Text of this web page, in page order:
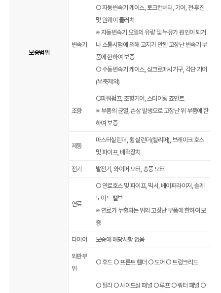
보증범위
변속기
○ 자동변속기 케이스, 토크컨버터, 기어, 전·후진
및 원웨이 클러치
※ 자동변속기 오일의 유량 및 누유가 원인이 되거
나 스톨시험에 의해 고지가 안된 고장난 변속기 부
품에 한하여 보증
○ 수동변속기 케이스, 싱크로매시기구, 각단 기어
(부축제외)
조향
○파워펌프, 조향기어, 스티어링 죠인트
※ 부품의 균열, 손상 발생으로 고장난 위 부품에 한
하여 보증
제동
마스터실린더, 휠 실린더(켈리퍼), 브레이크 호스
및 파이프, 배력장치
전기 발전기, 와이퍼 모터, 송풍 모터
연료
○ 연료호스 및 파이프, 믹서, 베이퍼라이저, 솔레
노이드 밸브
※ 연료가 누출되는 위의 고장난 부품에 한하여 보
증
타이어 보증에 해당사항 없음
외판부
위
○ 후드 ○ 프론트 휀더 ○ 도어 ○ 트렁크리드
○ 필라 ○ 사이드실 패널 ○ 루프 ○ 쿼터 패널 ○